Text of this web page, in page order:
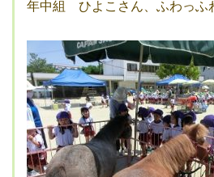
年中組 ひよこさん、ふわっふ